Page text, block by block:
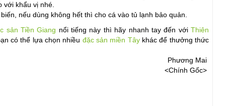
khẩu vị nhé.
nếu dùng không hết thì cho cá vào tủ lạnh bảo quản.
sản Tiền Giang nổi tiếng này thì hãy nhanh tay đến với Thiên
có thể lựa chọn nhiều đặc sản miền Tây khác để thưởng thức
Phương Mai
<Chính Gốc>